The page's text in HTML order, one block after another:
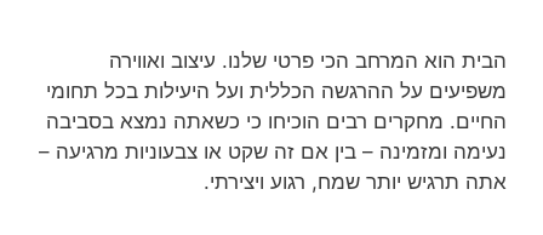
הבית הוא המרחב הכי פרטי שלנו. עיצוב ואווירה
משפיעים על ההרגשה הכללית ועל היעילות בכל תחומי
החיים. מחקרים רבים הוכיחו כי כשאתה נמצא בסביבה
נעימה ומזמינה – בין אם זה שקט או צבעוניות מרגיעה –
אתה תרגיש יותר שמח, רגוע ויצירתי.